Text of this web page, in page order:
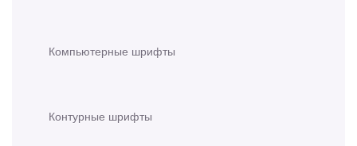
Компьютерные шрифты
Контурные шрифты